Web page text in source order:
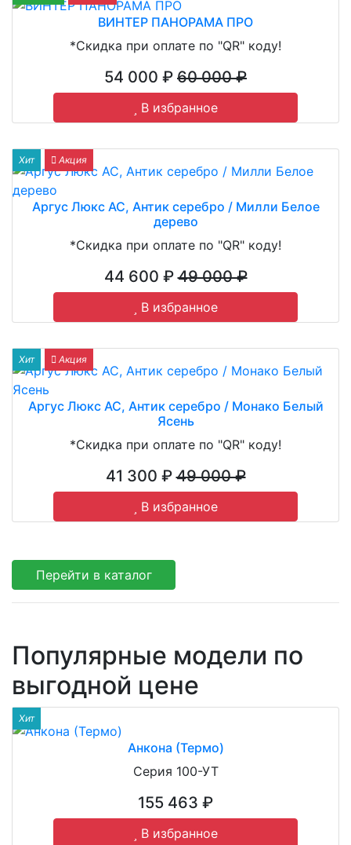
ВИНТЕР ПАНОРАМА ПРО
*Скидка при оплате по "QR" коду!
54 000 ₽ 60 000 ₽
В избранное
Хит Акция
Аргус Люкс АС, Антик серебро / Милли Белое
дерево
*Скидка при оплате по "QR" коду!
44 600 ₽49 000 ₽
В избранное
Хит Акция
Аргус Люкс АС, Антик серебро / Монако Белый
Ясень
*Скидка при оплате по "QR" коду!
41 300 ₽49 000 ₽
В избранное
Перейти в каталог
Популярные модели по
выгодной цене
Хит
Анкона (Термо)
Серия 100-УТ
155 463 ₽
В избранное